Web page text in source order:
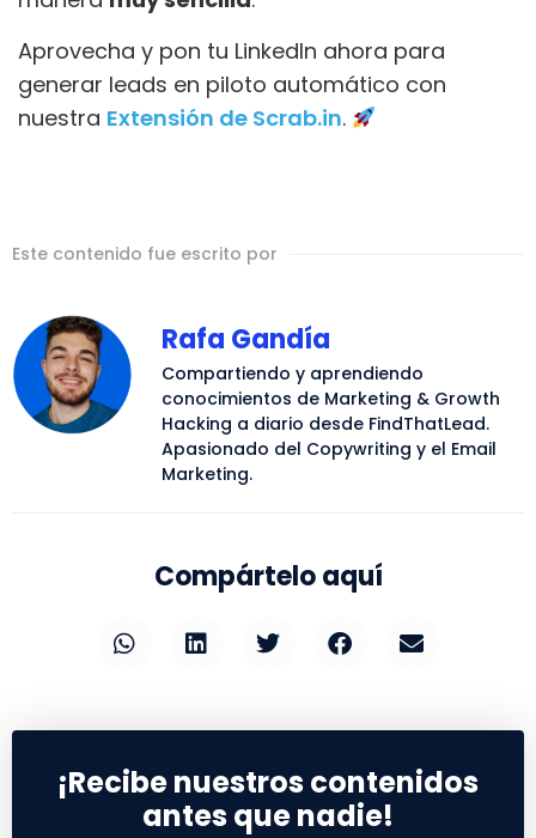
Aprovecha y pon tu LinkedIn ahora para
generar leads en piloto automático con
nuestra Extensión de Scrab.in.
Este contenido fue escrito por
Rafa Gandía
Compartiendo y aprendiendo
conocimientos de Marketing & Growth
Hacking a diario desde FindThatLead.
Apasionado del Copywriting y el Email
Marketing.
Compártelo aquí
¡Recibe nuestros contenidos
antes que nadie!